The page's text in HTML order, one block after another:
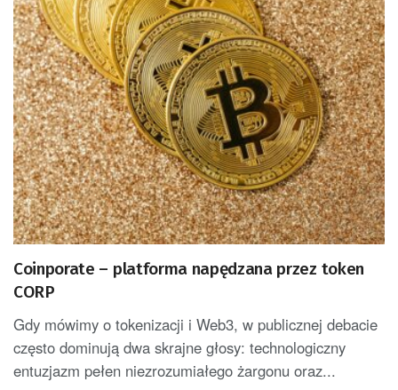
Coinporate – platforma napędzana przez token
CORP
Gdy mówimy o tokenizacji i Web3, w publicznej debacie
często dominują dwa skrajne głosy: technologiczny
entuzjazm pełen niezrozumiałego żargonu oraz...